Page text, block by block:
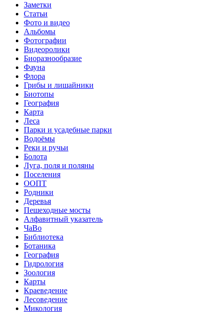
Заметки
Статьи
Фото и видео
Альбомы
Фотографии
Видеоролики
Биоразнообразие
Фауна
Флора
Грибы и лишайники
Биотопы
География
Карта
Леса
Парки и усадебные парки
Водоёмы
Реки и ручьи
Болота
Луга, поля и поляны
Поселения
ООПТ
Родники
Деревья
Пешеходные мосты
Алфавитный указатель
ЧаВо
Библиотека
Ботаника
География
Гидрология
Зоология
Карты
Краеведение
Лесоведение
Микология